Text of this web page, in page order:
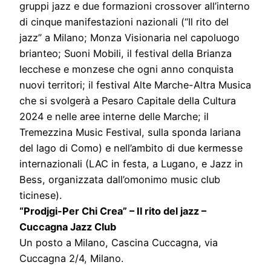
gruppi jazz e due formazioni crossover all’interno
di cinque manifestazioni nazionali (“Il rito del
jazz” a Milano; Monza Visionaria nel capoluogo
brianteo; Suoni Mobili, il festival della Brianza
lecchese e monzese che ogni anno conquista
nuovi territori; il festival Alte Marche-Altra Musica
che si svolgerà a Pesaro Capitale della Cultura
2024 e nelle aree interne delle Marche; il
Tremezzina Music Festival, sulla sponda lariana
del lago di Como) e nell’ambito di due kermesse
internazionali (LAC in festa, a Lugano, e Jazz in
Bess, organizzata dall’omonimo music club
ticinese).
“Prodjgi-Per Chi Crea” – Il rito del jazz –
Cuccagna Jazz Club
Un posto a Milano, Cascina Cuccagna, via
Cuccagna 2/4, Milano.